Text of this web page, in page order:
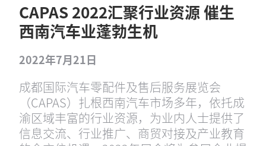
CAPAS 2022汇聚行业资源 催生
西南汽车业蓬勃生机
2022年7月21日
成都国际汽车零配件及售后服务展览会
（CAPAS）扎根西南汽车市场多年，依托成
渝区域丰富的行业资源，为业内人士提供了
信息交流、行业推广、商贸对接及产业教育